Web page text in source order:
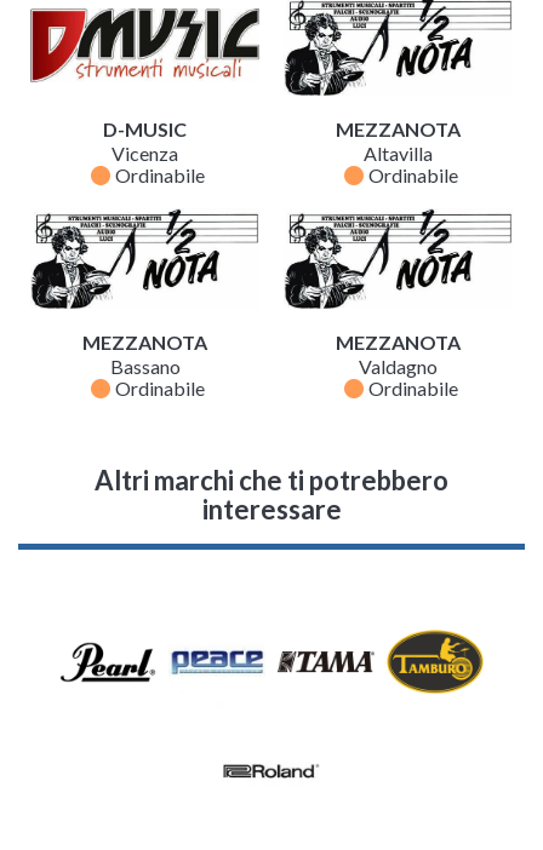
D-MUSIC
Vicenza
fiber_manual_record Ordinabile
MEZZANOTA
Altavilla
fiber_manual_record Ordinabile
MEZZANOTA
Bassano
fiber_manual_record Ordinabile
MEZZANOTA
Valdagno
fiber_manual_record Ordinabile
Altri marchi che ti potrebbero
interessare